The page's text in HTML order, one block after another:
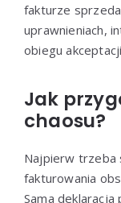
fakturze
uprawnieniach,
obiegu
Jak
chaosu?
Najpierw trzeba
fakturowania
Sama deklaracja